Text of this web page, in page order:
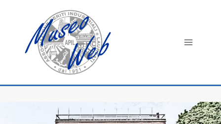
contenuto